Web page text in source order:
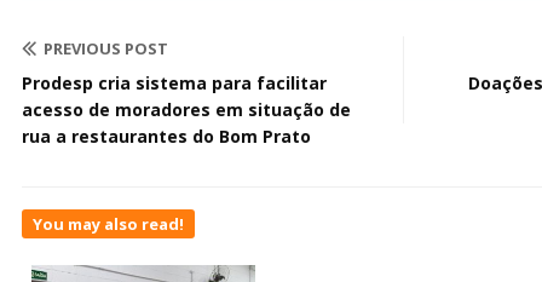
PREVIOUS POST
Prodesp cria sistema para facilitar
acesso de moradores em situação de
rua a restaurantes do Bom Prato
You may also read!